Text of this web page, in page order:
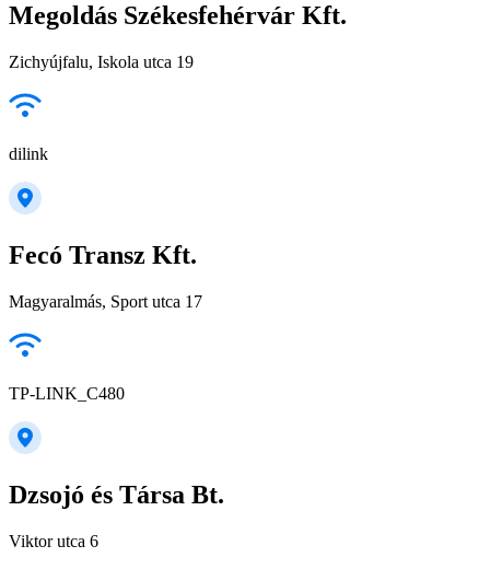
Megoldás Székesfehérvár Kft.
Zichyújfalu, Iskola utca 19
dilink
Fecó Transz Kft.
Magyaralmás, Sport utca 17
TP-LINK_C480
Dzsojó és Társa Bt.
Viktor utca 6